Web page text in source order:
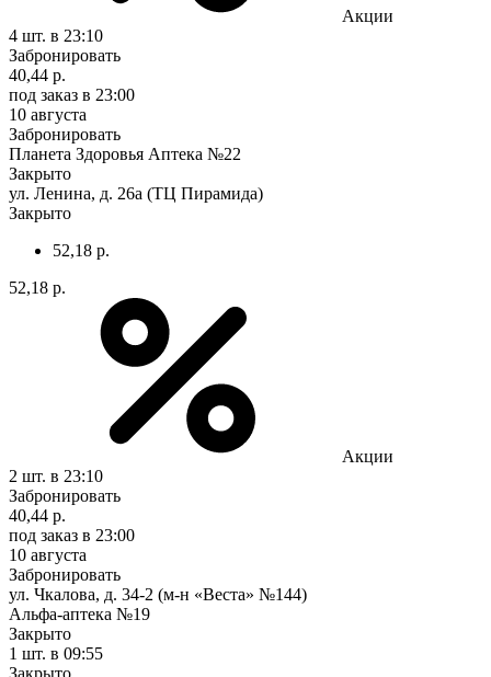
Акции
4 шт. в 23:10
Забронировать
40,44 р.
под заказ в 23:00
10 августа
Забронировать
Планета Здоровья Аптека №22
Закрыто
ул. Ленина, д. 26а (ТЦ Пирамида)
Закрыто
52,18 р.
52,18 р.
Акции
2 шт. в 23:10
Забронировать
40,44 р.
под заказ в 23:00
10 августа
Забронировать
ул. Чкалова, д. 34-2 (м-н «Веста» №144)
Альфа-аптека №19
Закрыто
1 шт. в 09:55
Закрыто